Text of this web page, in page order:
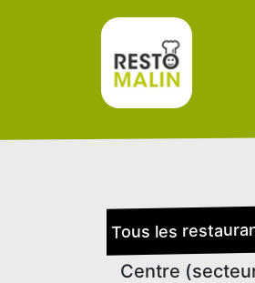
Tous les
Centre